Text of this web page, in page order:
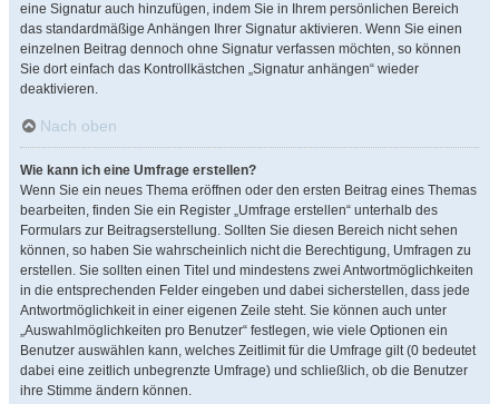
eine Signatur auch hinzufügen, indem Sie in Ihrem persönlichen Bereich
das standardmäßige Anhängen Ihrer Signatur aktivieren. Wenn Sie einen
einzelnen Beitrag dennoch ohne Signatur verfassen möchten, so können
Sie dort einfach das Kontrollkästchen „Signatur anhängen“ wieder
deaktivieren.
Nach oben
Wie kann ich eine Umfrage erstellen?
Wenn Sie ein neues Thema eröffnen oder den ersten Beitrag eines Themas
bearbeiten, finden Sie ein Register „Umfrage erstellen“ unterhalb des
Formulars zur Beitragserstellung. Sollten Sie diesen Bereich nicht sehen
können, so haben Sie wahrscheinlich nicht die Berechtigung, Umfragen zu
erstellen. Sie sollten einen Titel und mindestens zwei Antwortmöglichkeiten
in die entsprechenden Felder eingeben und dabei sicherstellen, dass jede
Antwortmöglichkeit in einer eigenen Zeile steht. Sie können auch unter
„Auswahlmöglichkeiten pro Benutzer“ festlegen, wie viele Optionen ein
Benutzer auswählen kann, welches Zeitlimit für die Umfrage gilt (0 bedeutet
dabei eine zeitlich unbegrenzte Umfrage) und schließlich, ob die Benutzer
ihre Stimme ändern können.